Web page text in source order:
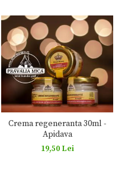
Crema regeneranta 30ml -
Apidava
19,50 Lei